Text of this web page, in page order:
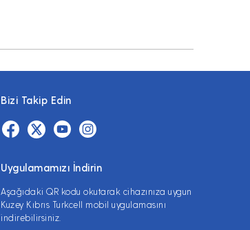
Bizi Takip Edin
Uygulamamızı İndirin
Aşağıdaki QR kodu okutarak cihazınıza uygun
Kuzey Kıbrıs Turkcell mobil uygulamasını
indirebilirsiniz.